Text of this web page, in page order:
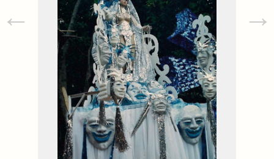
← →